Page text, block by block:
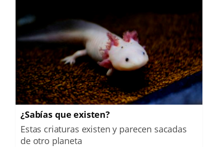
¿Sabías que existen?
Estas criaturas existen y parecen sacadas
de otro planeta